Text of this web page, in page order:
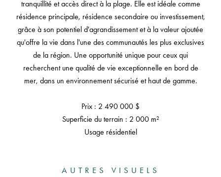
tranquillité et accès direct à la plage. Elle est idéale comme
résidence principale, résidence secondaire ou investissement,
grâce à son potentiel d'agrandissement et à la valeur ajoutée
qu'offre la vie dans l'une des communautés les plus exclusives
de la région. Une opportunité unique pour ceux qui
recherchent une qualité de vie exceptionnelle en bord de
mer, dans un environnement sécurisé et haut de gamme.
Prix : 2 490 000 $
Superficie du terrain : 2 000 m²
Usage résidentiel
AUTRES VISUELS